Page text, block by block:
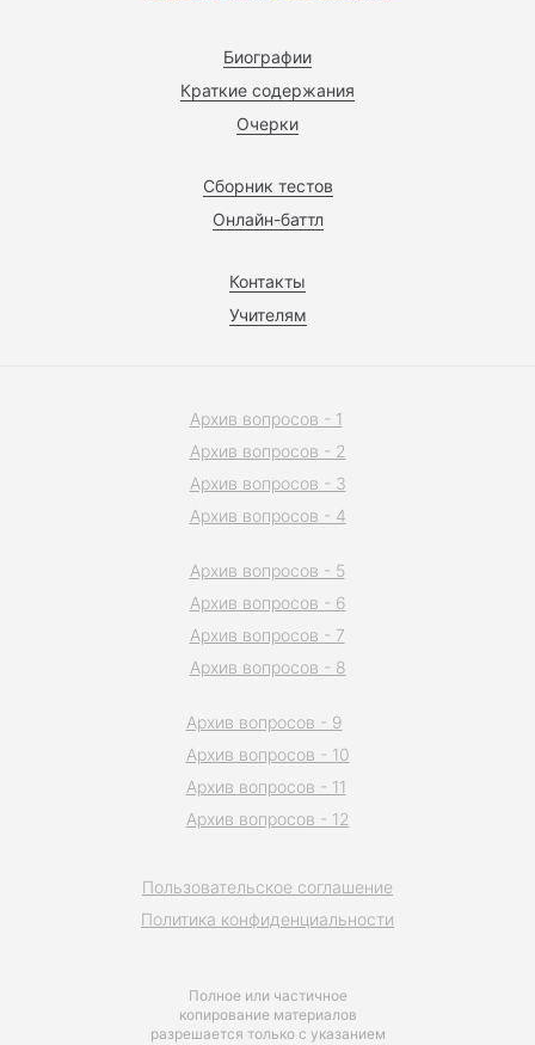
Биографии
Краткие содержания
Очерки
Сборник тестов
Онлайн-баттл
Контакты
Учителям
Полное или частичное
копирование материалов
разрешается только с указанием
Пользовательское соглашение
Политика конфиденциальности
Архив вопросов - 1
Архив вопросов - 2
Архив вопросов - 3
Архив вопросов - 4
Архив вопросов - 5
Архив вопросов - 6
Архив вопросов - 7
Архив вопросов - 8
Архив вопросов - 9
Архив вопросов - 10
Архив вопросов - 11
Архив вопросов - 12